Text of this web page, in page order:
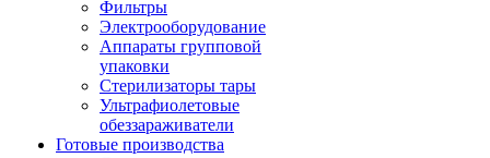
Фильтры
Электрооборудование
Аппараты групповой
упаковки
Стерилизаторы тары
Ультрафиолетовые
обеззараживатели
Готовые производства